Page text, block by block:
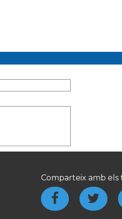
Comparteix amb els